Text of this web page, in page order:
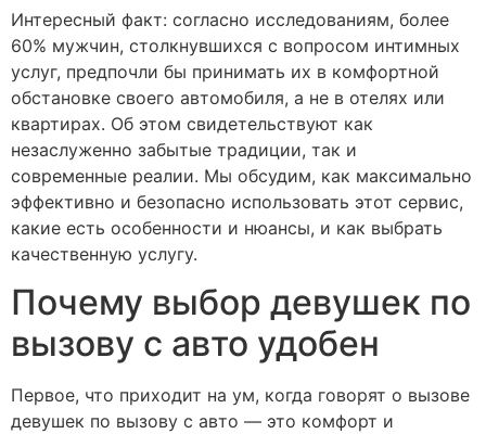
Интересный факт: согласно исследованиям, более
60% мужчин, столкнувшихся с вопросом интимных
услуг, предпочли бы принимать их в комфортной
обстановке своего автомобиля, а не в отелях или
квартирах. Об этом свидетельствуют как
незаслуженно забытые традиции, так и
современные реалии. Мы обсудим, как максимально
эффективно и безопасно использовать этот сервис,
какие есть особенности и нюансы, и как выбрать
качественную услугу.
Почему выбор девушек по
вызову с авто удобен
Первое, что приходит на ум, когда говорят о вызове
девушек по вызову с авто — это комфорт и